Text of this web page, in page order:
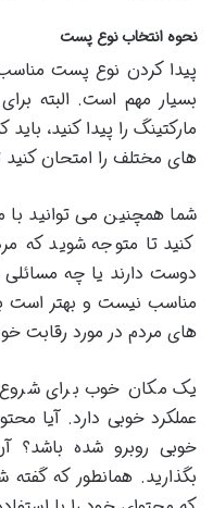
نحوه انتخاب نوع پست
پیدا کردن نوع پست
بسیار مهم است. البته
مارکتینگ را پیدا کنید،
های مختلف را امتحان کنید
شما همچنین می توانید با
کنید تا متوجه شوید که
دوست دارند یا چه
مناسب نیست و بهتر
های مردم در مورد رقابت
یک مکان خوب برای
عملکرد خوبی دارد. آیا
خوبی روبرو شده باشد؟
بگذارید. همانطور که